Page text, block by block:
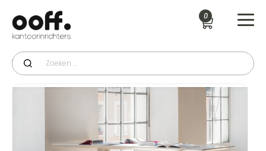
0
Productcategorie